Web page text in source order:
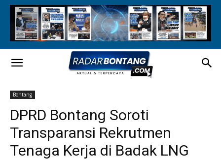
Bontang
DPRD Bontang Soroti
Transparansi Rekrutmen
Tenaga Kerja di Badak LNG